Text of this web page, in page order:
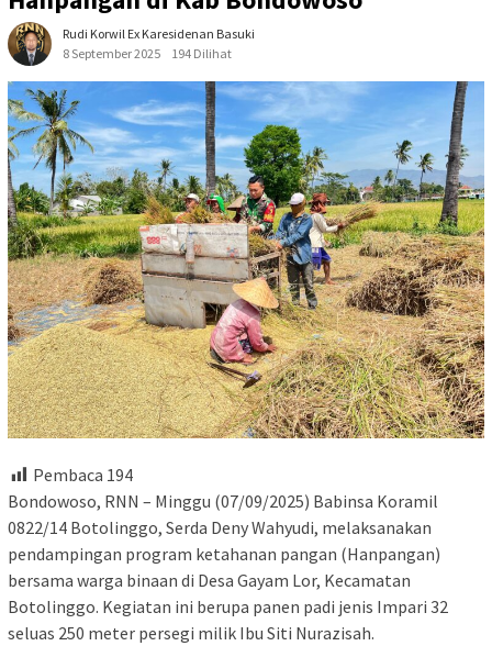
Rudi Korwil Ex Karesidenan Basuki
8 September 2025
194 Dilihat
Pembaca 194
Bondowoso, RNN – Minggu (07/09/2025) Babinsa Koramil
0822/14 Botolinggo, Serda Deny Wahyudi, melaksanakan
pendampingan program ketahanan pangan (Hanpangan)
bersama warga binaan di Desa Gayam Lor, Kecamatan
Botolinggo. Kegiatan ini berupa panen padi jenis Impari 32
seluas 250 meter persegi milik Ibu Siti Nurazisah.